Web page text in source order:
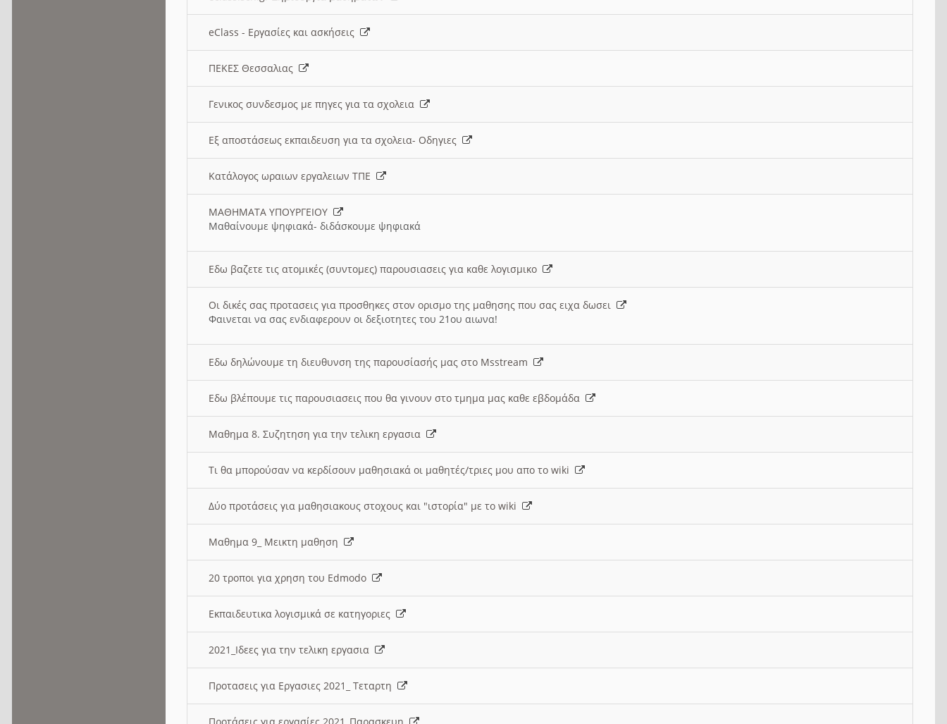
eClass - Εργασίες και ασκήσεις
ΠΕΚΕΣ Θεσσαλιας
Γενικος συνδεσμος με πηγες για τα σχολεια
Εξ αποστάσεως εκπαιδευση για τα σχολεια- Οδηγιες
Κατάλογος ωραιων εργαλειων ΤΠΕ
ΜΑΘΗΜΑΤΑ ΥΠΟΥΡΓΕΙΟΥ
Μαθαίνουμε ψηφιακά- διδάσκουμε ψηφιακά
Εδω βαζετε τις ατομικές (συντομες) παρουσιασεις για καθε λογισμικο
Οι δικές σας προτασεις για προσθηκες στον ορισμο της μαθησης που σας ειχα δωσει
Φαινεται να σας ενδιαφερουν οι δεξιοτητες του 21ου αιωνα!
Εδω δηλώνουμε τη διευθυνση της παρουσίασής μας στο Msstream
Εδω βλέπουμε τις παρουσιασεις που θα γινουν στο τμημα μας καθε εβδομάδα
Μαθημα 8. Συζητηση για την τελικη εργασια
Τι θα μπορούσαν να κερδίσουν μαθησιακά οι μαθητές/τριες μου απο το wiki
Δύο προτάσεις για μαθησιακους στοχους και "ιστορία" με το wiki
Μαθημα 9_ Μεικτη μαθηση
20 τροποι για χρηση του Edmodo
Εκπαιδευτικα λογισμικά σε κατηγοριες
2021_Ιδεες για την τελικη εργασια
Προτασεις για Εργασιες 2021_ Τεταρτη